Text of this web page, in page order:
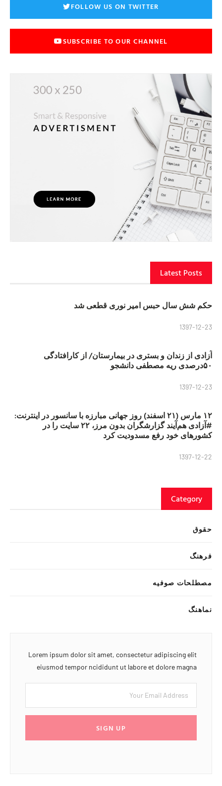
FOLLOW US ON TWITTER
SUBSCRIBE TO OUR CHANNEL
Latest Posts
حکم شش سال حبس امیر نوری قطعی شد
1397-12-23
آزادی از زندان و بستری در بیمارستان/ از کارافتادگی
۵۰درصدی ریه مصطفی دانشجو
1397-12-23
۱۲ مارس (۲۱ اسفند) روز جهانی مبارزه با سانسور در اینترنت:
#آزادی هم‌آیند گزارشگران‌ بدون مرز، ۲۲ سایت را در
کشورهای خود رفع مسدودیت کرد
1397-12-22
Category
حقوق
فرهنگ
مصطلحات صوفیه
نماهنگ
Lorem ipsum dolor sit amet, consectetur adipiscing elit
eiusmod tempor ncididunt ut labore et dolore magna
SIGN UP